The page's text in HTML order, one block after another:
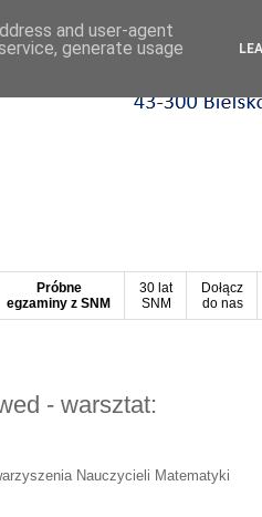
Próbne
egzaminy z SNM
30 lat
SNM
Dołącz
do nas
- warsztat:
Nauczycieli Matematyki
and user-agent
generate usage